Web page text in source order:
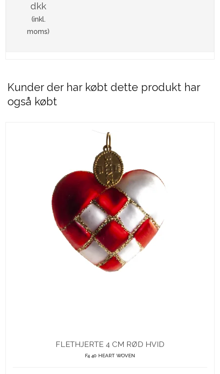
dkk
(inkl.
moms)
Kunder der har købt dette produkt har
også købt
FLETHJERTE 4 CM RØD HVID
F4 40 HEART WOVEN